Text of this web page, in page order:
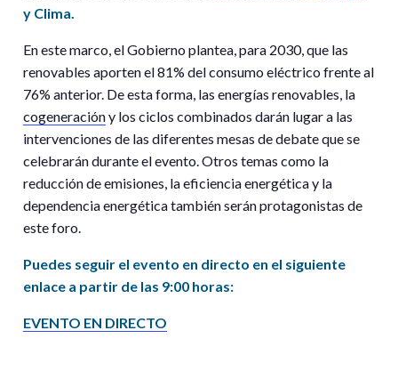
y Clima.
En este marco, el Gobierno plantea, para 2030, que las
renovables aporten el 81% del consumo eléctrico frente al
76% anterior. De esta forma, las energías renovables, la
cogeneracióny los ciclos combinados darán lugar a las
intervenciones de las diferentes mesas de debate que se
celebrarán durante el evento. Otros temas como la
reducción de emisiones, la eficiencia energética y la
dependencia energética también serán protagonistas de
este foro.
Puedes seguir el evento en directo en el siguiente
enlace a partir de las 9:00 horas:
EVENTO EN DIRECTO